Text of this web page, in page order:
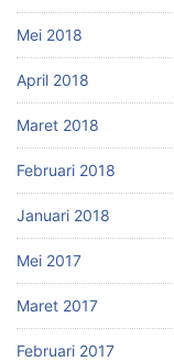
Mei 2018
April 2018
Maret 2018
Februari 2018
Januari 2018
Mei 2017
Maret 2017
Februari 2017